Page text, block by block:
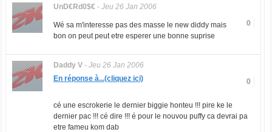
UnD€Rd0$€- Jeu 26 Jan 2006
0
Wé sa m'interesse pas des masse le new diddy mais
bon on peut peut etre esperer une bonne suprise
Daddy V- Jeu 26 Jan 2006
0
En réponse à...(cliquez ici)
cé une escrokerie le dernier biggie honteu !!! pire ke le
dernier pac !!! cé dire !!! é pour le nouvou puffy ca devrai pa
etre fameu kom dab